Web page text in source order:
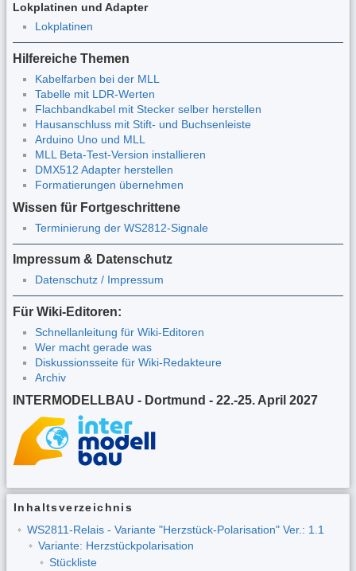
Lokplatinen und Adapter
Lokplatinen
Hilfereiche Themen
Kabelfarben bei der MLL
Tabelle mit LDR-Werten
Flachbandkabel mit Stecker selber herstellen
Hausanschluss mit Stift- und Buchsenleiste
Arduino Uno und MLL
MLL Beta-Test-Version installieren
DMX512 Adapter herstellen
Formatierungen übernehmen
Wissen für Fortgeschrittene
Terminierung der WS2812-Signale
Impressum & Datenschutz
Datenschutz / Impressum
Für Wiki-Editoren:
Schnellanleitung für Wiki-Editoren
Wer macht gerade was
Diskussionsseite für Wiki-Redakteure
Archiv
INTERMODELLBAU - Dortmund - 22.-25. April 2027
Inhaltsverzeichnis
WS2811-Relais - Variante "Herzstück-Polarisation" Ver.: 1.1
Variante: Herzstückpolarisation
Stückliste